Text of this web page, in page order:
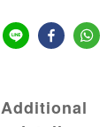
Additional